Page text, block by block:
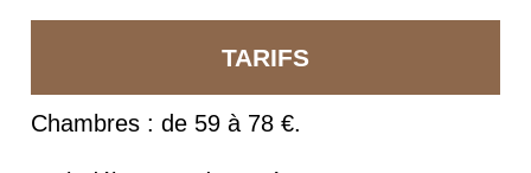
TARIFS
Chambres : de 59 à 78 €.